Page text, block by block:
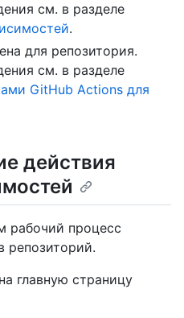
см. в разделе
.
для репозитория.
см. в разделе
GitHub Actions для
действия
рабочий процесс
репозиторий.
главную страницу